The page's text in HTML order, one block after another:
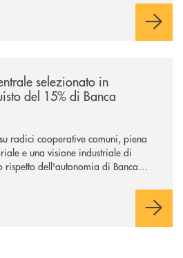
la finalizzazione dell’operazione.
selezionato in
del 15% di Banca
radici cooperative comuni, piena
e una visione industriale di
dell'autonomia di Banca
la finalizzazione dell’operazione.